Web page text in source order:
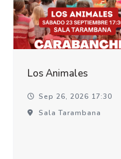
Los Animales
Sep 26, 2026 17:30
Sala Tarambana